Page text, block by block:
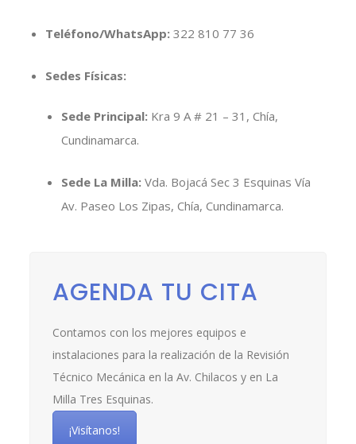
Teléfono/WhatsApp: 322 810 77 36
Sedes Físicas:
Sede Principal: Kra 9 A # 21 – 31, Chía,
Cundinamarca.
Sede La Milla: Vda. Bojacá Sec 3 Esquinas Vía
Av. Paseo Los Zipas, Chía, Cundinamarca.
AGENDA TU CITA
Contamos con los mejores equipos e
instalaciones para la realización de la Revisión
Técnico Mecánica en la Av. Chilacos y en La
Milla Tres Esquinas.
¡Visítanos!